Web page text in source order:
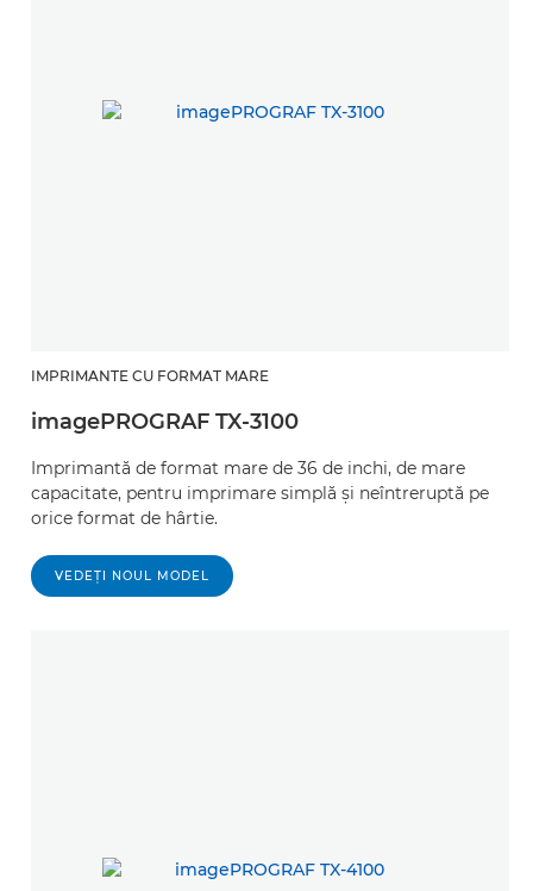
IMPRIMANTE CU FORMAT MARE
imagePROGRAF TX-3100
Imprimantă de format mare de 36 de inchi, de mare
capacitate, pentru imprimare simplă şi neîntreruptă pe
orice format de hârtie.
VEDEŢI NOUL MODEL